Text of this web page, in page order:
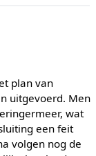
plan van
uitgevoerd. Men
wat
een feit
volgen nog de